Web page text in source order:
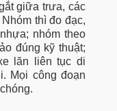
giữa trưa, các
thì đo đạc,
nhóm theo
đúng kỹ thuật;
lăn liên tục di
Mọi công đoạn